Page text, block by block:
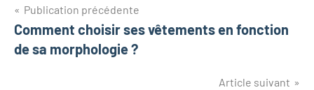
Navigation
de
Publication précédente
Comment choisir ses vêtements en fonction
de sa morphologie ?
Article suivant